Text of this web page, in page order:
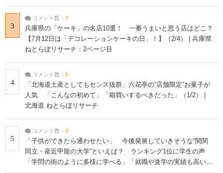
3
コメント数： 7
兵庫県の「ケーキ」の名店10選！ 一番うまいと思う店はどこ？
【7月12日は「デコレーションケーキの日」！】（2/4） | 兵庫県
ねとらぼリサーチ：2ページ目
4
コメント数： 5
「北海道土産としてもセンス抜群」六花亭の“店舗限定”お菓子が
人気 「こんなの初めて」「箱買いするべきだった」（1/2） |
北海道 ねとらぼリサーチ
5
コメント数： 3
「子供ができたら通わせたい」 今後発展していきそうな“関関
同立・産近甲龍の大学”といえば？ ランキング1位に学生の声
「学問の街のように多様に学べる」「就職や進学の実績も高い」